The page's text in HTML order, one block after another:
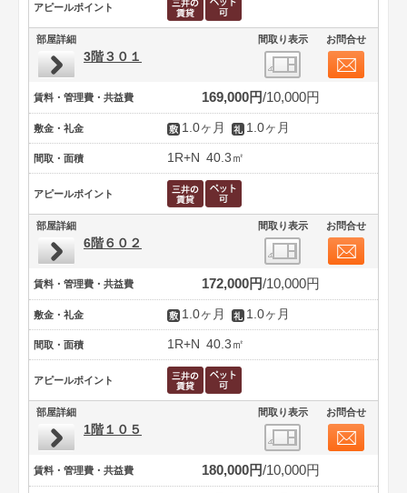
アピールポイント
部屋詳細 間取り表示 お問合せ
3階３０１
賃料・管理費・共益費 169,000円 10,000円
敷金・礼金 1.0ヶ月 1.0ヶ月
間取・面積 1R+N 40.3㎡
アピールポイント
部屋詳細 間取り表示 お問合せ
6階６０２
賃料・管理費・共益費 172,000円 10,000円
敷金・礼金 1.0ヶ月 1.0ヶ月
間取・面積 1R+N 40.3㎡
アピールポイント
部屋詳細 間取り表示 お問合せ
1階１０５
賃料・管理費・共益費 180,000円 10,000円